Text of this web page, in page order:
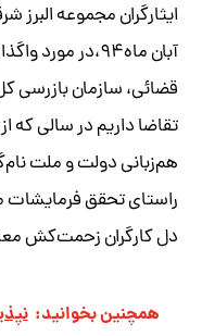
ایثارگران مجموعه البرز
آبان ماه۹۴،در
قضائی، سازمان بازرسی
تقاضا داریم در سالی
هم‌زبانی دولت و ملت
راستای تحقق فرمایشات
دل کارگران زحمت‌کش
همچنین بخوانید: